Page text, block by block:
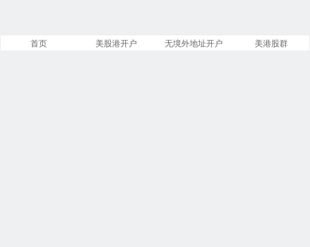
首页 美股港开户 无境外地址开户 美港股群